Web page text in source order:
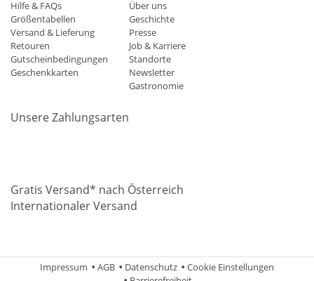
Hilfe & FAQs
Größentabellen
Versand & Lieferung
Retouren
Gutscheinbedingungen
Geschenkkarten
Über uns
Geschichte
Presse
Job & Karriere
Standorte
Newsletter
Gastronomie
Unsere Zahlungsarten
Gratis Versand* nach Österreich
Internationaler Versand
Impressum AGB Datenschutz
Cookie Einstellungen